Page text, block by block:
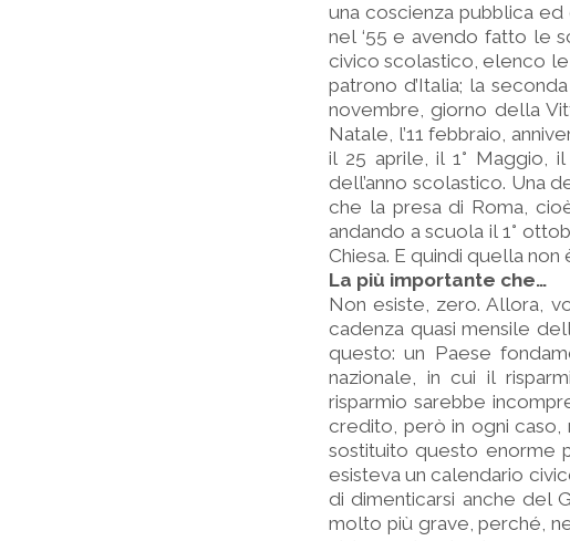
una coscienza pubblica
nel ‘55 e avendo fatto le
civico scolastico, elenco le
patrono d’Italia; la
novembre, giorno della
Natale, l’11 febbraio,
il 25 aprile, il 1° Maggio,
dell’anno scolastico. Una
che la presa di Roma,
andando a scuola il 1°
Chiesa. E quindi quella
La più importante che…
Non esiste, zero. Allora,
cadenza quasi mensile
questo: un Paese
nazionale, in cui il
risparmio sarebbe
credito, però in ogni
sostituito questo enorme
esisteva un calendario
di dimenticarsi anche del
molto più grave, perché,